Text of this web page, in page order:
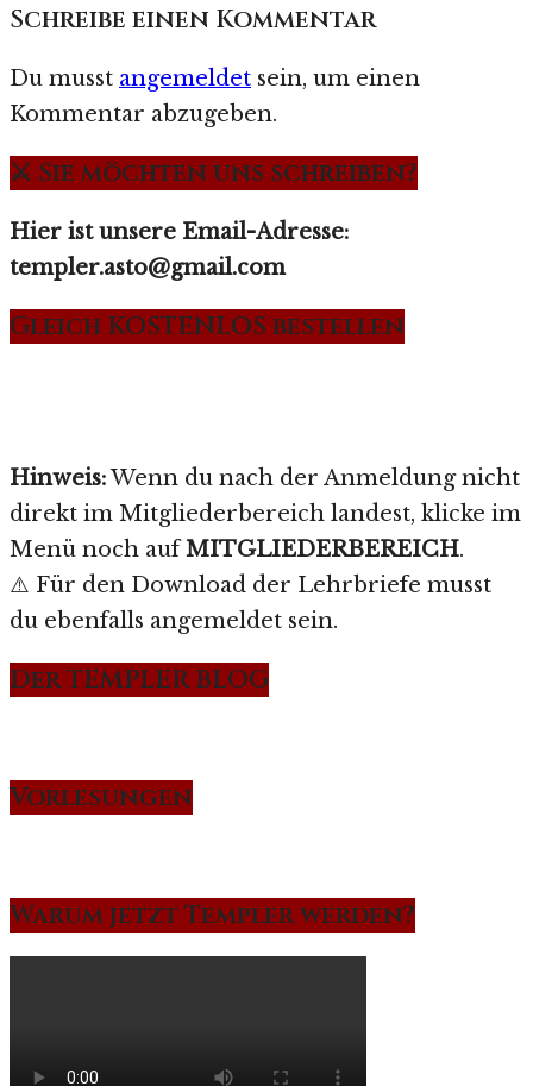
Schreibe einen Kommentar
Du musst angemeldet sein, um einen
Kommentar abzugeben.
⚔️ Sie möchten uns schreiben?
Hier ist unsere Email-Adresse:
templer.asto@gmail.com
Gleich KOSTENLOS bestellen
Hinweis:Wenn du nach der Anmeldung nicht
direkt im Mitgliederbereich landest, klicke im
Menü noch aufMITGLIEDERBEREICH.
⚠️ Für den Download der Lehrbriefe musst
du ebenfalls angemeldet sein.
Der TEMPLER BLOG
Vorlesungen
Warum jetzt Templer werden?